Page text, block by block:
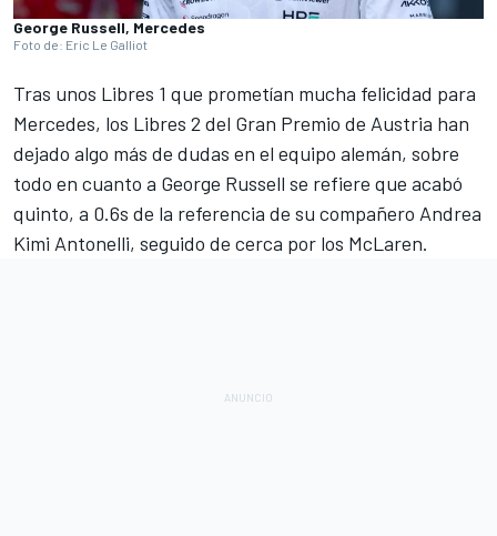
George Russell, Mercedes
Foto de: Eric Le Galliot
Tras unos Libres 1 que prometían mucha felicidad para
Mercedes, los Libres 2 del Gran Premio de Austria han
dejado algo más de dudas en el equipo alemán, sobre
todo en cuanto a George Russell se refiere que acabó
quinto, a 0.6s de la referencia de su compañero Andrea
Kimi Antonelli, seguido de cerca por los McLaren.